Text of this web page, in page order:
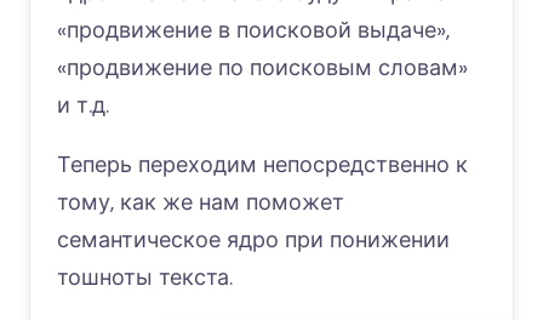
«продвижение в поисковой выдаче»,
«продвижение по поисковым словам»
и т.д.
Теперь переходим непосредственно к
тому, как же нам поможет
семантическое ядро при понижении
тошноты текста.